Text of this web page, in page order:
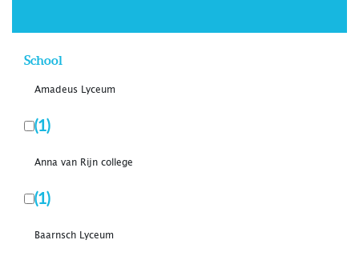
School
Amadeus Lyceum
(1)
Anna van Rijn college
(1)
Baarnsch Lyceum